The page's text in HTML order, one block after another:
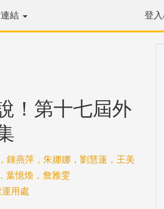
結 登
！第十七屆外
鍾燕萍，朱娜娜，劉慧蓮，王美
葉憶煥，詹雅雯
用處